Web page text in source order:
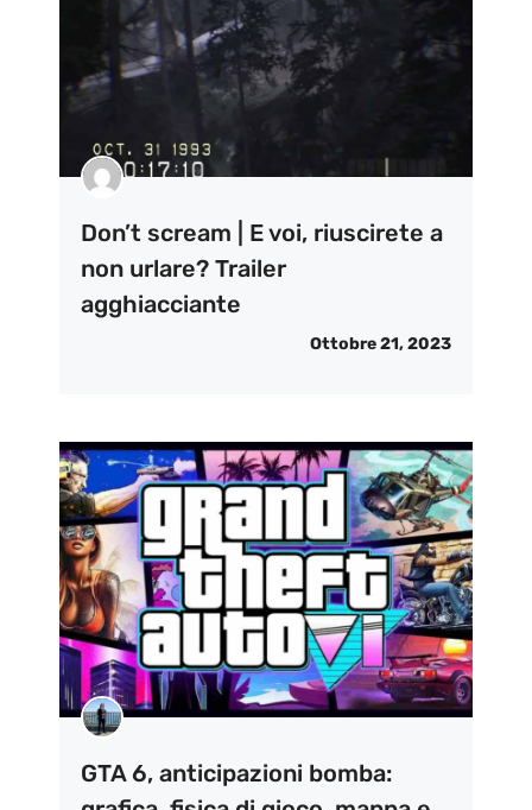
Don’t scream | E voi, riuscirete a
non urlare? Trailer
agghiacciante
Ottobre 21, 2023
GTA 6, anticipazioni bomba: